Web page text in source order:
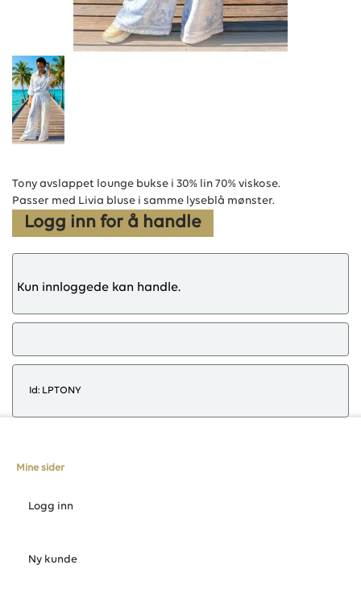
Tony avslappet lounge bukse i 30% lin 70% viskose.
Passer med Livia bluse i samme lyseblå mønster.
Logg inn for å handle
Kun innloggede kan handle.
Id: LPTONY
Mine sider
Logg inn
Ny kunde